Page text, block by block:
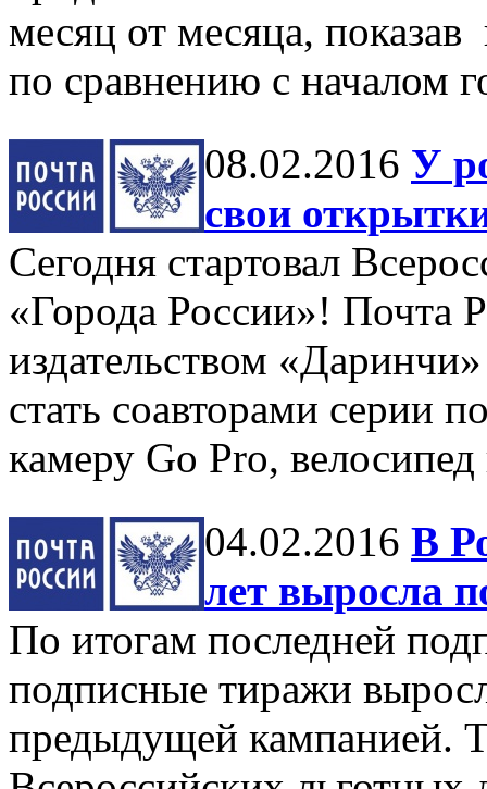
месяц от месяца,
по сравнению с началом
08.02.2016 У
свои
Сегодня стартовал
«Города России»! Почта
издательством
стать соавторами серии
камеру Go Pro,
04.02.2016 В
лет выросла
По итогам последней
подписные тиражи
предыдущей кампанией.